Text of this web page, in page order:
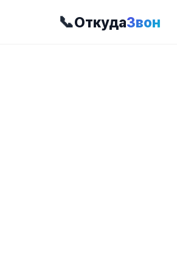
📞ОткудаЗвон